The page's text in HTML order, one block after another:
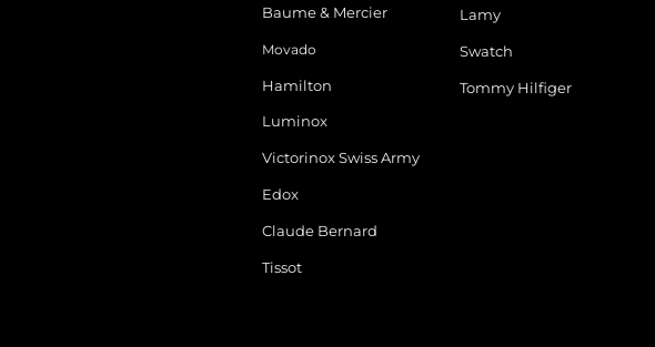
Baume & Mercier
Movado
Hamilton
Luminox
Victorinox Swiss Army
Edox
Claude Bernard
Tissot
Lamy
Swatch
Tommy Hilfiger